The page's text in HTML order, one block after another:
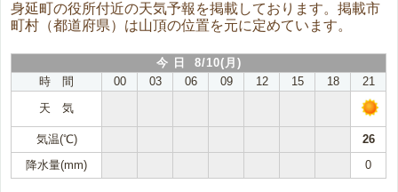
身延町の役所付近の天気予報を掲載しております。掲載市
町村（都道府県）は山頂の位置を元に定めています。
今 日 8/10(月)
時 間
00 03 06 09 12 15 18
21
天 気
気温(℃)
26
降水量(mm)
0